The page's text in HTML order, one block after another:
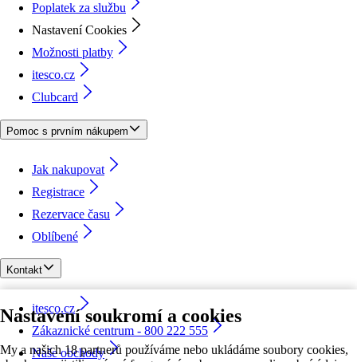
Nastavení soukromí a cookies
My a našich 18 partnerů používáme nebo ukládáme soubory cookies,
Poplatek za službu
Nastavení Cookies
Možnosti platby
itesco.cz
Clubcard
Pomoc s prvním nákupem
Jak nakupovat
Registrace
Rezervace času
Oblíbené
Kontakt
itesco.cz
Zákaznické centrum - 800 222 555
Naše obchody